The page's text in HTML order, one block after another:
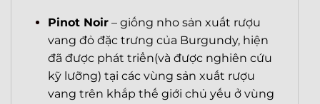
Pinot Noir– giống nho sản xuất rượu
vang đỏ đặc trưng của Burgundy, hiện
đã được phát triển(và được nghiên cứu
kỹ lưỡng) tại các vùng sản xuất rượu
vang trên khắp thế giới chủ yếu ở vùng